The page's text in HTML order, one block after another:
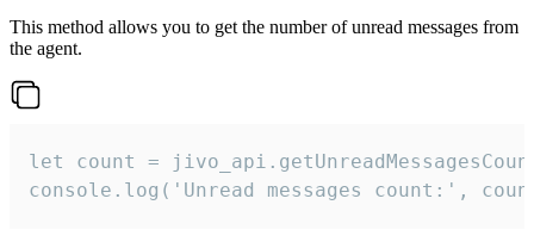
This method allows you to get the number of unread messages from
the agent.
let count =
console.log('Unread messages count:',